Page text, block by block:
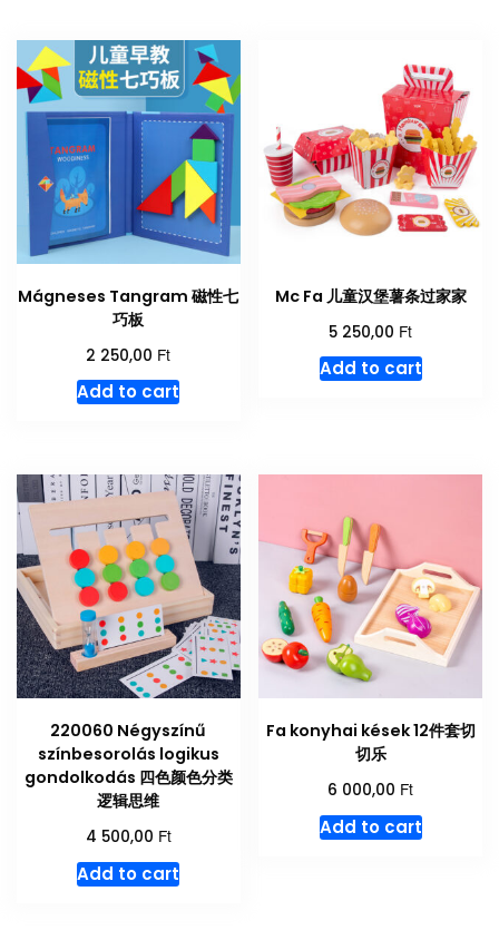
Mágneses Tangram 磁性七
巧板
2 250,00 Ft
Add to cart
Mc Fa 儿童汉堡薯条过家家
5 250,00 Ft
Add to cart
220060 Négyszínű
színbesorolás logikus
gondolkodás 四色颜色分类
逻辑思维
4 500,00 Ft
Add to cart
Fa konyhai kések 12件套切
切乐
6 000,00 Ft
Add to cart